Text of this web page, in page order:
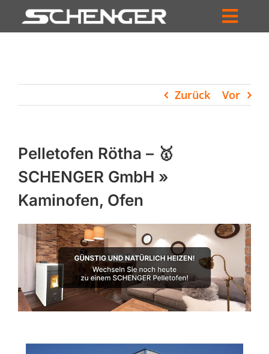
Inhalt
HÄNDLERSUCHE
UNTERNEHMEN
PROFIL
WARENKORB
PRODUCTS
SEARCH
Zurück Vor
Pelletofen Rötha – 🥇
SCHENGER GmbH »
Kaminofen, Ofen